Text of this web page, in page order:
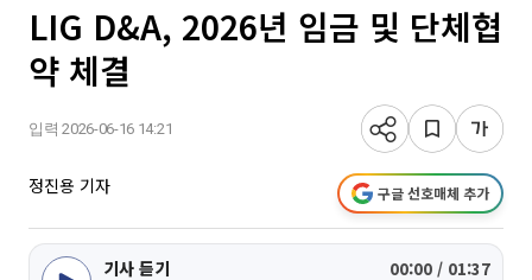
LIG D&A, 2026년 임금 및 단체협
약 체결
입력 2026-06-16 14:21
정진용 기자 구글 선호매체 추가
기사 듣기 00:00 / 01:37